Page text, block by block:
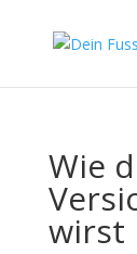
Wie
wirst